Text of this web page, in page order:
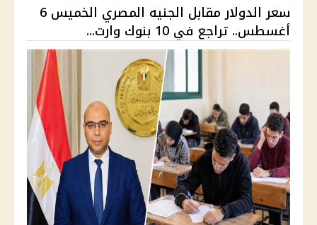
سعر الدولار مقابل الجنيه المصري الخميس 6
أغسطس.. تراجع في 10 بنوك وارت...